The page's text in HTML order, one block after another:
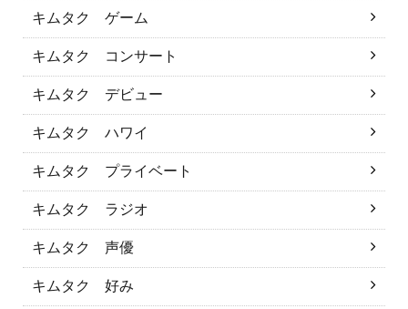
キムタク ゲーム
キムタク コンサート
キムタク デビュー
キムタク ハワイ
キムタク プライベート
キムタク ラジオ
キムタク 声優
キムタク 好み